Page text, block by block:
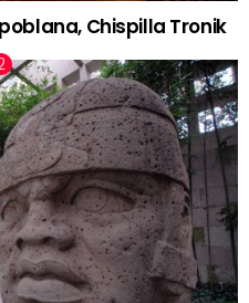
Chispilla Tronik